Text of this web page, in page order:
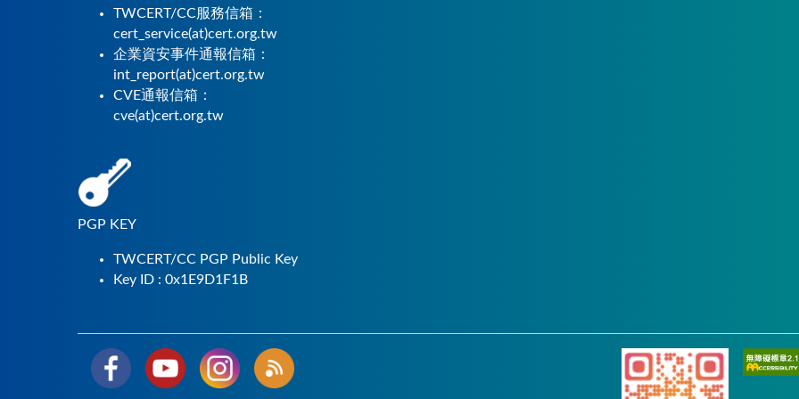
TWCERT/CC服務信箱：
cert_service(at)cert.org.tw
企業資安事件通報信箱：
int_report(at)cert.org.tw
CVE通報信箱：
cve(at)cert.org.tw
PGP KEY
TWCERT/CC PGP Public Key
Key ID : 0x1E9D1F1B